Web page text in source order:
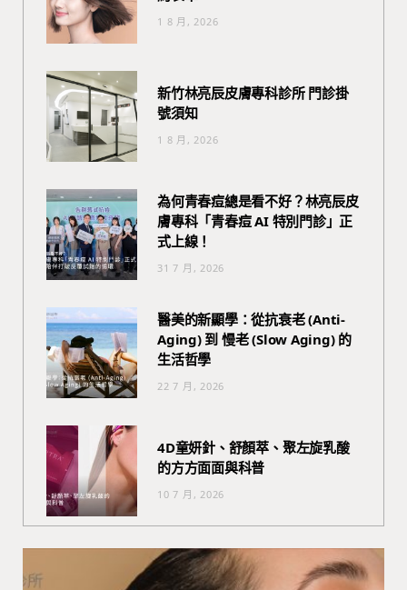
1 8 月, 2026
新竹林亮辰皮膚專科診所 門診掛
號須知
1 8 月, 2026
為何青春痘總是看不好？林亮辰皮
膚專科「青春痘 AI 特別門診」正
式上線！
31 7 月, 2026
醫美的新顯學：從抗衰老 (Anti-
Aging) 到 慢老 (Slow Aging) 的
生活哲學
22 7 月, 2026
4D童妍針、舒顏萃、聚左旋乳酸
的方方面面與科普
10 7 月, 2026